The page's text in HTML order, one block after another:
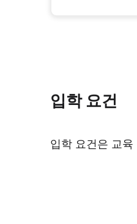
입학 요건
입학 요건은 교